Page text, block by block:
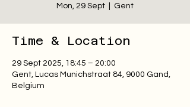
Mon, 29 Sept Gent
Time & Location
29 Sept 2025, 18:45 – 20:00
Gent, Lucas Munichstraat 84, 9000 Gand,
Belgium